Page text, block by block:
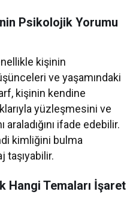
Psikolojik Yorumu
kişinin
ve yaşamındaki
kişinin kendine
yüzleşmesini ve
araladığını ifade edebilir.
kimliğini bulma
taşıyabilir.
Hangi Temaları İşaret